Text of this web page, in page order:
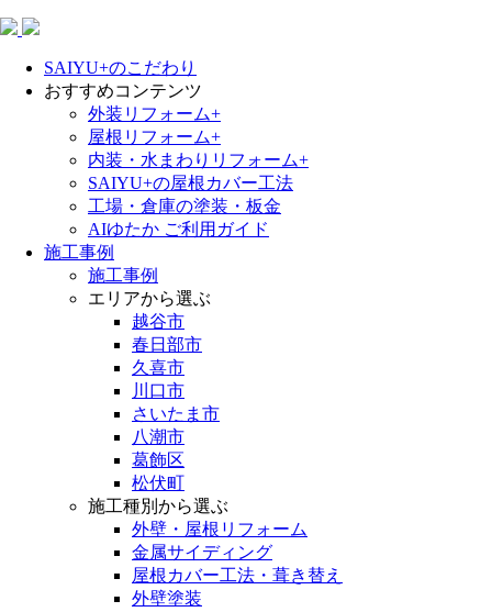
SAIYU+のこだわり
おすすめコンテンツ
外装リフォーム+
屋根リフォーム+
内装・水まわりリフォーム+
SAIYU+の屋根カバー工法
工場・倉庫の塗装・板金
AIゆたか ご利用ガイド
施工事例
施工事例
エリアから選ぶ
越谷市
春日部市
久喜市
川口市
さいたま市
八潮市
葛飾区
松伏町
施工種別から選ぶ
外壁・屋根リフォーム
金属サイディング
屋根カバー工法・葺き替え
外壁塗装